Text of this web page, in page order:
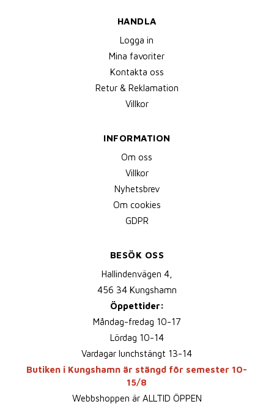
HANDLA
Logga in
Mina favoriter
Kontakta oss
Retur & Reklamation
Villkor
INFORMATION
Om oss
Villkor
Nyhetsbrev
Om cookies
GDPR
BESÖK OSS
Hallindenvägen 4,
456 34 Kungshamn
Öppettider:
Måndag-fredag 10-17
Lördag 10-14
Vardagar lunchstängt 13-14
Butiken i Kungshamn är stängd för semester 10-
15/8
Webbshoppen är ALLTID ÖPPEN